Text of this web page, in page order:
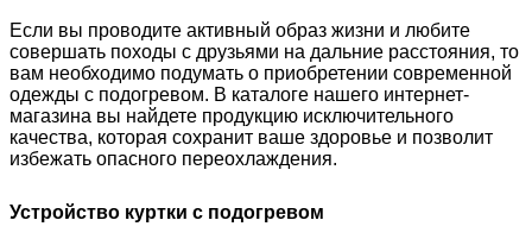
Если вы проводите активный образ жизни и любите
совершать походы с друзьями на дальние расстояния, то
вам необходимо подумать о приобретении современной
одежды с подогревом. В каталоге нашего интернет-
магазина вы найдете продукцию исключительного
качества, которая сохранит ваше здоровье и позволит
избежать опасного переохлаждения.
Устройство куртки с подогревом